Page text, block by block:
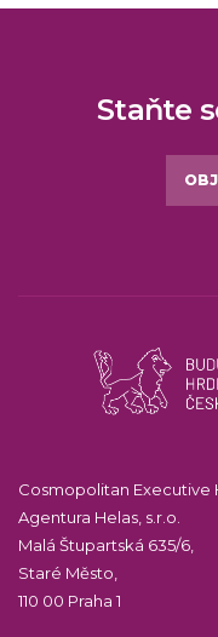
Staňte
Cosmopolitan Executive
Agentura Helas, s.r.o.
Malá Štupartská 635/6,
Staré Město,
110 00 Praha 1